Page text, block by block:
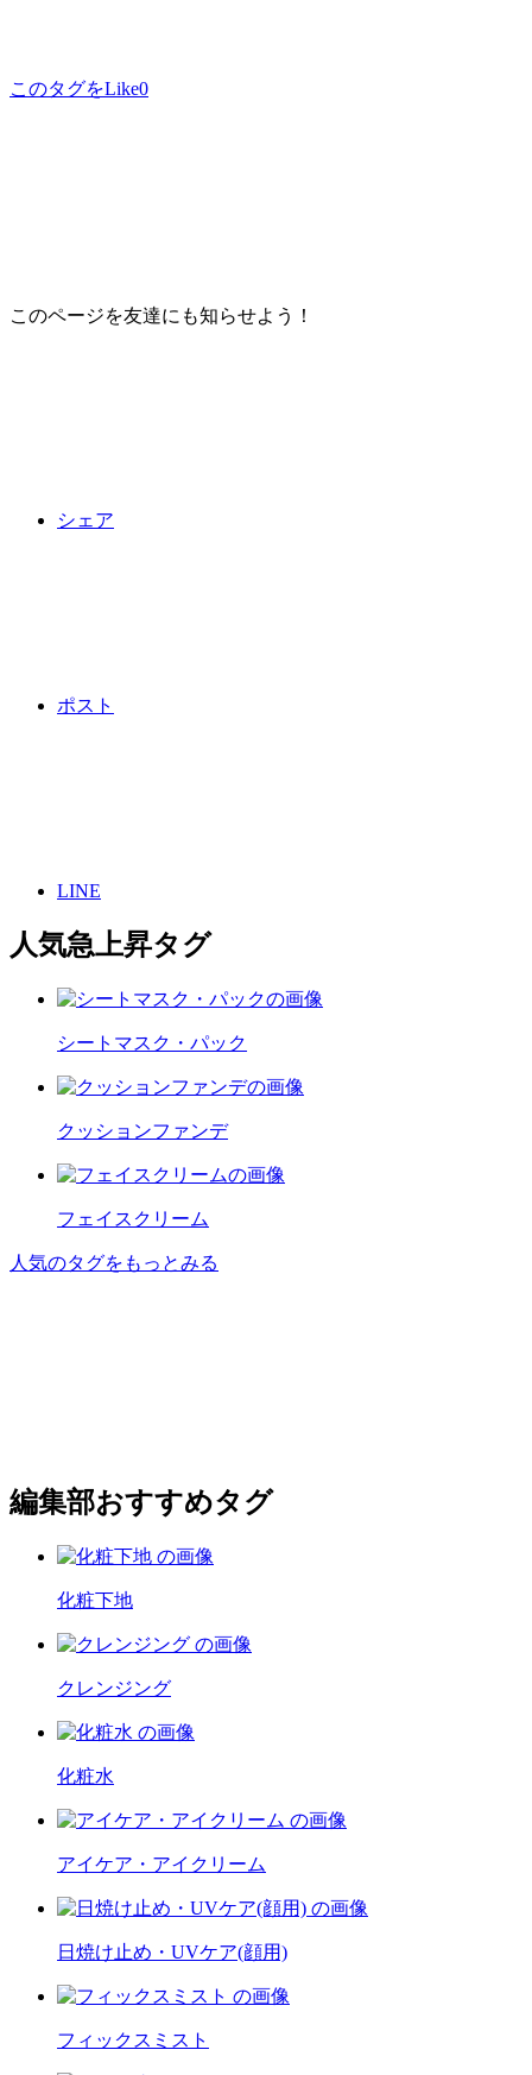
このタグをLike0
このページを友達にも知らせよう！
シェア
ポスト
LINE
人気急上昇タグ
シートマスク・パック
クッションファンデ
フェイスクリーム
人気のタグをもっとみる
編集部おすすめタグ
化粧下地
クレンジング
化粧水
アイケア・アイクリーム
日焼け止め・UVケア(顔用)
フィックスミスト